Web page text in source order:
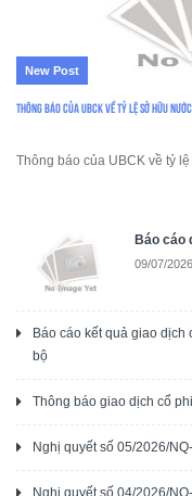
New Post
Thông báo của UBCK về tỷ lệ sở hữu
Thông báo của UBCK về tỷ
Báo cáo
09/07/2026
Báo cáo kết quả giao
bộ
Thông báo giao dịch cổ
Nghị quyết số 05/2026/
Nghị quyết số 04/2026/